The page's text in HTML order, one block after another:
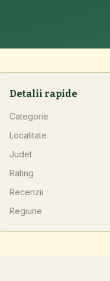
Detalii rapide
Categorie
Localitate
Judet
Rating
Recenzii
Regiune